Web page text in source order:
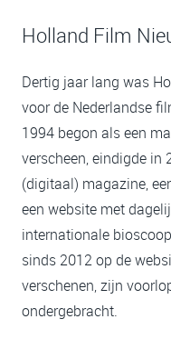
Holland Film
Dertig jaar lang was
voor de Nederlandse
1994 begon als een
verscheen, eindigde in
(digitaal) magazine,
een website met
internationale
sinds 2012 op de
verschenen, zijn
ondergebracht.